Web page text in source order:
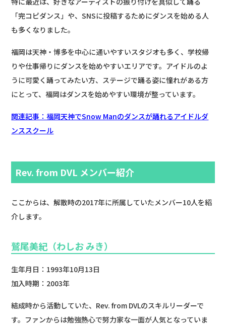
「完コピダンス」や、SNSに投稿するためにダンスを始める人
も多くなりました。
福岡は天神・博多を中心に通いやすいスタジオも多く、学校帰
りや仕事帰りにダンスを始めやすいエリアです。アイドルのよ
うに可愛く踊ってみたい方、ステージで踊る姿に憧れがある方
にとって、福岡はダンスを始めやすい環境が整っています。
関連記事：福岡天神でSnow Manのダンスが踊れるアイドルダ
ンススクール
Rev. from DVL メンバー紹介
ここからは、解散時の2017年に所属していたメンバー10人を紹
介します。
鷲尾美紀（わしお みき）
生年月日：1993年10月13日
加入時期：2003年
結成時から活動していた、Rev. from DVLのスキルリーダーで
す。ファンからは勉強熱心で努力家な一面が人気となっていま